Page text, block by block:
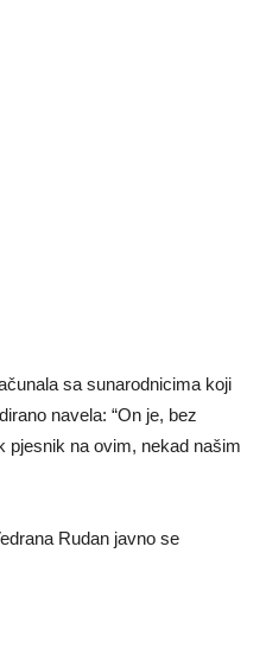
sa sunarodnicima koji
navela: “On je, bez
pjesnik na ovim, nekad našim
Rudan javno se